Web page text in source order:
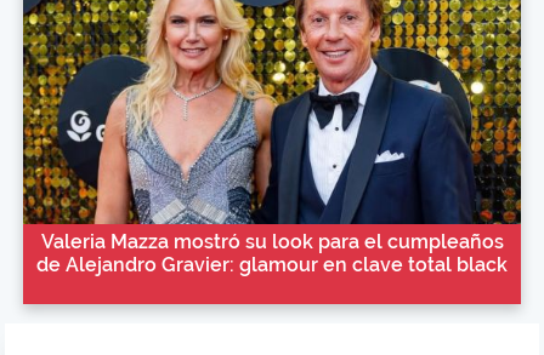
Valeria Mazza mostró su look para el cumpleaños
de Alejandro Gravier: glamour en clave total black